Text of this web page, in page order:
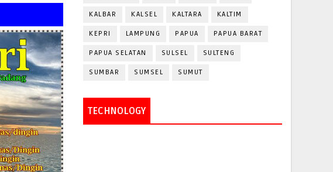
KALBAR KALSEL KALTARA KALTIM
KEPRI LAMPUNG PAPUA PAPUA BARAT
PAPUA SELATAN SULSEL SULTENG
SUMBAR SUMSEL SUMUT
TECHNOLOGY